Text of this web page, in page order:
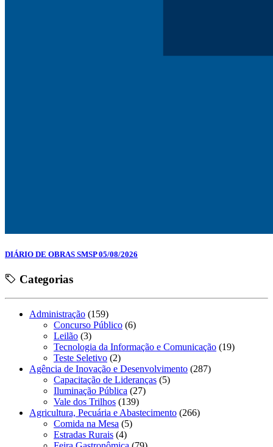
DIÁRIO DE OBRAS SMSP 05/08/2026
Categorias
Administração (159)
Concurso Público (6)
Leilão (3)
Tecnologia da Informação e Comunicação (19)
Teste Seletivo (2)
Agência de Inovação e Desenvolvimento (287)
Capacitação de Lideranças (5)
Iluminação Pública (27)
Vale dos Trilhos (139)
Agricultura, Pecuária e Abastecimento (266)
Comida na Mesa (5)
Estradas Rurais (4)